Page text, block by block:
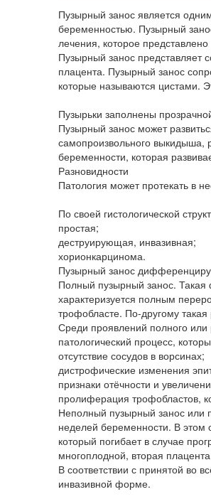
Пузырный занос является
беременностью. Пузырный
лечения, которое
Пузырный занос представляет
плацента. Пузырный занос
которые называются цистами.
Пузырьки заполнены
Пузырный занос может
самопроизвольного выкидыша,
беременности, которая
Разновидности
Патология может протекать в
По своей гистологической
простая;
деструирующая, инвазивная;
хорионкарцинома.
Пузырный занос
Полный пузырный занос. Такая
характеризуется полным
трофобласте. По-другому
Среди проявлений полного
патологический процесс,
отсутствие сосудов в ворсинах;
дистрофические изменения
признаки отёчности и
пролиферация трофобластов,
Неполный пузырный занос или
неделей беременности. В этом
который погибает в случае
многоплодной, вторая
В соответствии с принятой во
инвазивной форме.